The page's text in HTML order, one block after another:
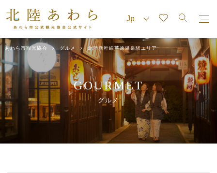
あわら市観光協会 グルメ 北陸新幹線芦原温泉駅エリア
GOURMET
グルメ